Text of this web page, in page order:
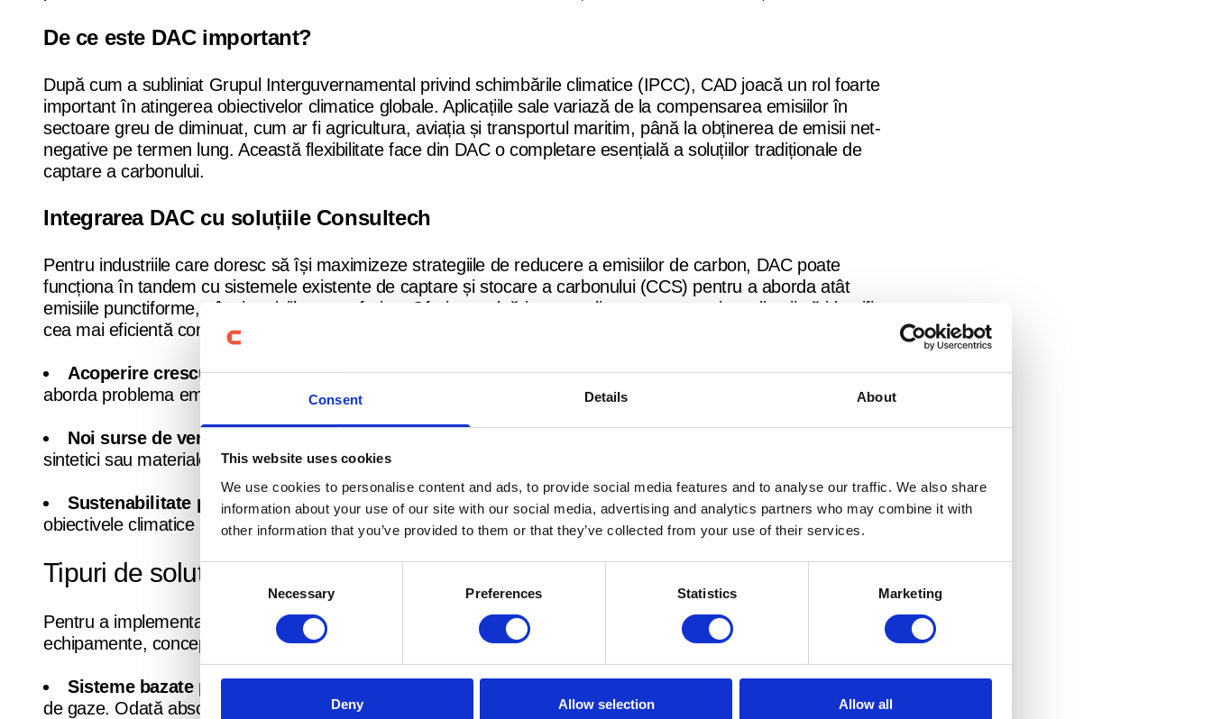
Consent Details About
This website uses cookies
We use cookies to personalise content and ads, to provide social media features and to analyse our traffic. We also share
information about your use of our site with our social media, advertising and analytics partners who may combine it with
other information that you’ve provided to them or that they’ve collected from your use of their services.
Consent
Necessary Preferences Statistics Marketing
Deny Allow selection Allow all
De ce este DAC important?
După cum a subliniat Grupul Interguvernamental privind schimbările climatice (IPCC), CAD joacă un rol foarte
important în atingerea obiectivelor climatice globale. Aplicațiile sale variază de la compensarea emisiilor în
sectoare greu de diminuat, cum ar fi agricultura, aviația și transportul maritim, până la obținerea de emisii net-
negative pe termen lung. Această flexibilitate face din DAC o completare esențială a soluțiilor tradiționale de
captare a carbonului.
Integrarea DAC cu soluțiile Consultech
Pentru industriile care doresc să își maximizeze strategiile de reducere a emisiilor de carbon, DAC poate
funcționa în tandem cu sistemele existente de captare și stocare a carbonului (CCS) pentru a aborda atât
emisiile punctiforme, cât și emisiile atmosferice. Oferim evaluări personalizate pentru a ajuta clienții să identifice
cea mai eficientă combinație de tehnologii. În acest fel, puteți obține:
Acoperire crescută a emisiilor: Captarea CO2 nu numai la surse industriale, ci și direct din aer, pentru a
aborda problema emisiilor reziduale.
Noi surse de venit
sintetici sau materiale de construcție avansate.
Sustenabilitate pentru viitor: Importantă pentru evoluția cerințelor de reglementare și contribuția la
obiectivele climatice pe termen lung.
Tipuri de soluții și echipamente pentru captarea carbonului
Pentru a implementa eficient captarea carbonului, companiile pot alege dintr-o varietate de soluții și
echipamente, concepute pentru a se adapta diferitelor procese și scări de operare:
Sisteme bazate pe absorbție
: Aceste sisteme folosesc solvenți chimici pentru a absorbi CO2 din fluxurile
de gaze. Odată absorbit, CO2 este eliberat prin încălzirea solventului, ceea ce permite captarea și stocarea